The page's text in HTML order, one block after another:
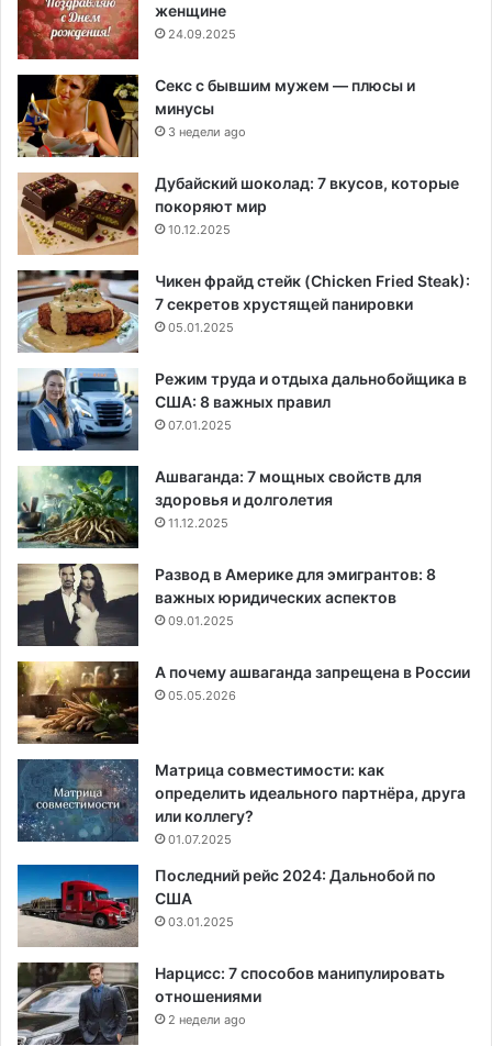
женщине
24.09.2025
Секс с бывшим мужем — плюсы и
минусы
3 недели ago
Дубайский шоколад: 7 вкусов, которые
покоряют мир
10.12.2025
Чикен фрайд стейк (Chicken Fried Steak):
7 секретов хрустящей панировки
05.01.2025
Режим труда и отдыха дальнобойщика в
США: 8 важных правил
07.01.2025
Ашваганда: 7 мощных свойств для
здоровья и долголетия
11.12.2025
Развод в Америке для эмигрантов: 8
важных юридических аспектов
09.01.2025
А почему ашваганда запрещена в России
05.05.2026
Матрица совместимости: как
определить идеального партнёра, друга
или коллегу?
01.07.2025
Последний рейс 2024: Дальнобой по
США
03.01.2025
Нарцисс: 7 способов манипулировать
отношениями
2 недели ago